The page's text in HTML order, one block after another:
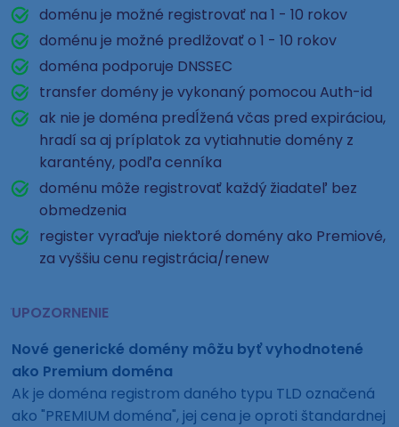
doménu je možné registrovať na 1 - 10 rokov
doménu je možné predlžovať o 1 - 10 rokov
doména podporuje DNSSEC
transfer domény je vykonaný pomocou Auth-id
ak nie je doména predĺžená včas pred expiráciou,
hradí sa aj príplatok za vytiahnutie domény z
karantény, podľa cenníka
doménu môže registrovať každý žiadateľ bez
obmedzenia
register vyraďuje niektoré domény ako Premiové,
za vyššiu cenu registrácia/renew
UPOZORNENIE
Nové generické domény môžu byť vyhodnotené
ako Premium doména
Ak je doména registrom daného typu TLD označená
ako "PREMIUM doména", jej cena je oproti štandardnej